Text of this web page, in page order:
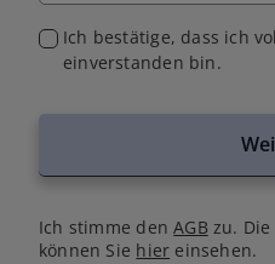
Ich bestätige, dass ich
einverstanden bin.
Ich stimme denAGB zu.
können Sie hier einsehen.